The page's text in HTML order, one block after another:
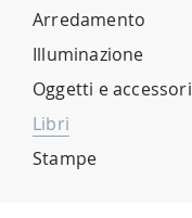
Arredamento
Illuminazione
Oggetti e accessori
Libri
Stampe